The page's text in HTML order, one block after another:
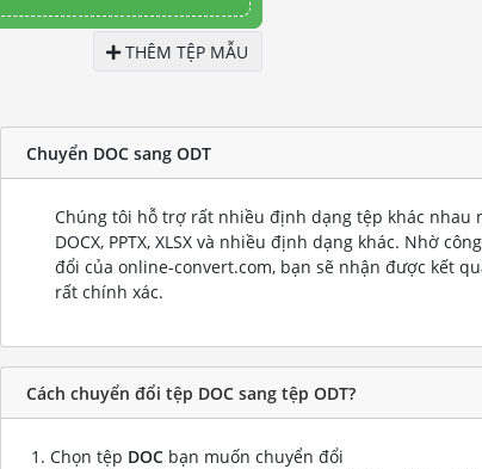
THÊM TỆP MẪU
Chuyển DOC sang ODT
Chúng tôi hỗ trợ rất nhiều định dạng tệp khác nhau
DOCX, PPTX, XLSX và nhiều định dạng khác. Nhờ
đổi của online-convert.com, bạn sẽ nhận được kết
rất chính xác.
Cách chuyển đổi tệp DOC sang tệp ODT?
Chọn tệp DOC bạn muốn chuyển đổi